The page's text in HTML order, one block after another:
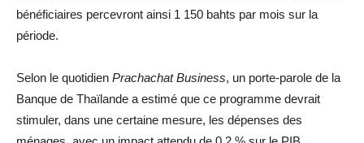
bénéficiaires percevront ainsi 1 150 bahts par mois sur la
période.
Selon le quotidien Prachachat Business, un porte-parole de la
Banque de Thaïlande a estimé que ce programme devrait
stimuler, dans une certaine mesure, les dépenses des